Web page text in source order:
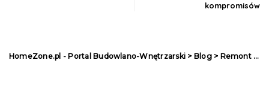
kompromisów
HomeZone.pl - Portal Budowlano-Wnętrzarski > Blog> Remont>